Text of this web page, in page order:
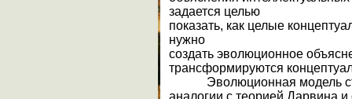
задается целью
показать, как целые
нужно
создать эволюционное
трансформируются
Эволюционная модель
аналогии с теорией Дарвина и